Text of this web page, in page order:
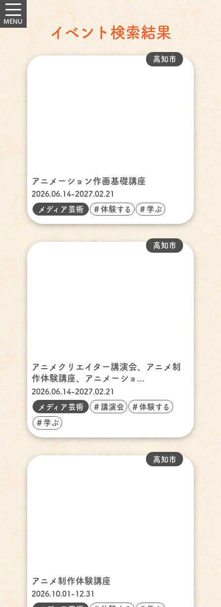
イベント検索結果
アニメーション作画基礎講座
高知市
2026.06.14-2027.02.21
メディア芸術
＃体験する ＃学ぶ
アニメクリエイター講演会、アニメ制
作体験講座、アニメーショ...
高知市
2026.06.14-2027.02.21
メディア芸術
＃講演会 ＃体験する
＃学ぶ
アニメ制作体験講座
高知市
2026.10.01-12.31